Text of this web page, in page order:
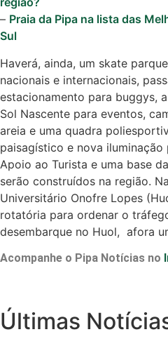
– Praia da Pipa na lista das
Sul
Haverá, ainda, um skate
nacionais e internacionais,
estacionamento para buggys,
Sol Nascente para eventos,
areia e uma quadra
paisagístico e nova
Apoio ao Turista e uma base
serão construídos na região.
Universitário Onofre Lopes
rotatória para ordenar o
desembarque no Huol, afora
Acompanhe o Pipa Notícias no
Últimas